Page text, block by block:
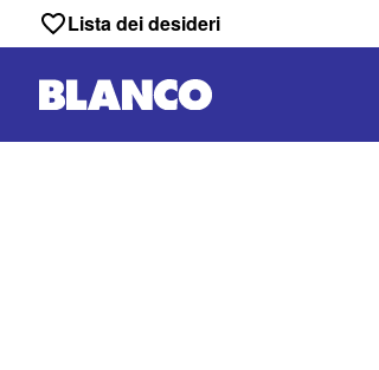
Lista dei desideri